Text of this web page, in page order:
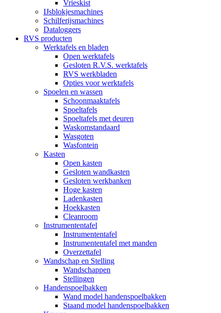
Vrieskist
IJsblokjesmachines
Schilferijsmachines
Dataloggers
RVS producten
Werktafels en bladen
Open werktafels
Gesloten R.V.S. werktafels
RVS werkbladen
Opties voor werktafels
Spoelen en wassen
Schoonmaaktafels
Spoeltafels
Spoeltafels met deuren
Waskomstandaard
Wasgoten
Wasfontein
Kasten
Open kasten
Gesloten wandkasten
Gesloten werkbanken
Hoge kasten
Ladenkasten
Hoekkasten
Cleanroom
Instrumententafel
Instrumententafel
Instrumententafel met manden
Overzettafel
Wandschap en Stelling
Wandschappen
Stellingen
Handenspoelbakken
Wand model handenspoelbakken
Staand model handenspoelbakken